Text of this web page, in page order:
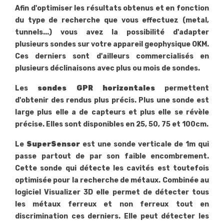
Afin d'optimiser les résultats obtenus et en fonction
du type de recherche que vous effectuez (metal,
tunnels...) vous avez la possibilité d'adapter
plusieurs sondes sur votre appareil geophysique OKM.
Ces derniers sont d'ailleurs commercialisés en
plusieurs déclinaisons avec plus ou mois de sondes.
Les sondes GPR horizontalespermettent
d'obtenir des rendus plus précis. Plus une sonde est
large plus elle a de capteurs et plus elle se révèle
précise. Elles sont disponibles en 25, 50, 75 et 100cm.
Le SuperSensor est une sonde verticale de 1m qui
passe partout de par son faible encombrement.
Cette sonde qui détecte les cavités est toutefois
optimisée pour la recherche de métaux. Combinée au
logiciel Visualizer 3D elle permet de détecter tous
les métaux ferreux et non ferreux tout en
discrimination ces derniers. Elle peut détecter les